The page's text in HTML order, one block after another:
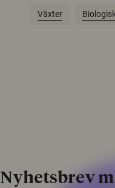
Växter
Nyhetsbrev